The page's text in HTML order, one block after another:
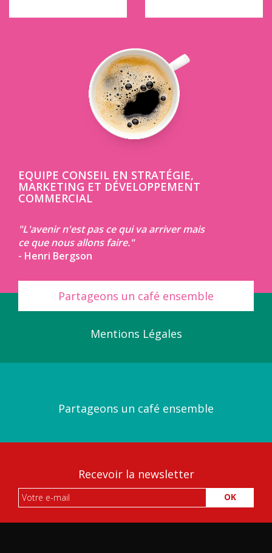
EQUIPE CONSEIL EN STRATÉGIE,
MARKETING ET DÉVELOPPEMENT
COMMERCIAL
"L'avenir n'est pas ce qui va arriver mais
ce que nous allons faire."
- Henri Bergson
Partageons un café ensemble
Mentions Légales
Partageons un café ensemble
Recevoir la newsletter